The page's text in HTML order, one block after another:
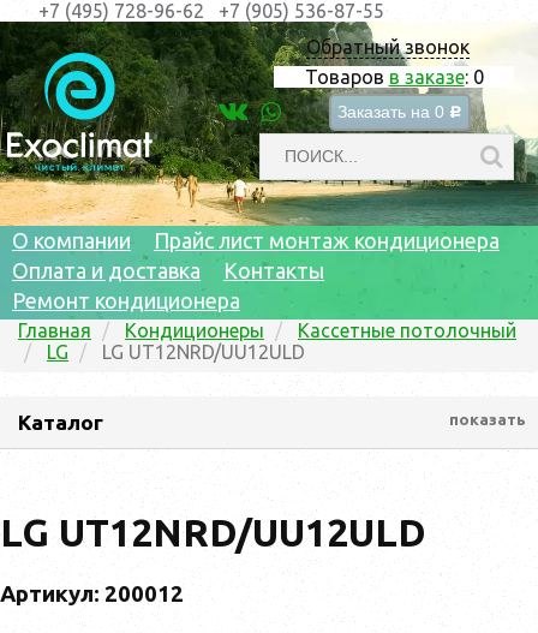
Обратный звонок
Товаров в заказе: 0
Заказать на 0 c
+7 (495) 728-96-62 +7 (905) 536-87-55
О компании
Прайс лист монтаж кондиционера
Оплата и доставка
Контакты
Ремонт кондиционера
Главная Кондиционеры
Кассетные потолочный
LG
LG UT12NRD/UU12ULD
Каталог показать
LG UT12NRD/UU12ULD
Артикул: 200012